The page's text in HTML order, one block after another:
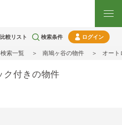
比較リスト 検索条件 ログイン
索一覧 南鳩ヶ谷の物件 オート
ク付きの物件